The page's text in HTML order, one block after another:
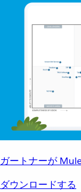
ガートナーが
ダウンロードする